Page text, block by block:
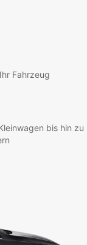
Fahrzeug
bis hin zu